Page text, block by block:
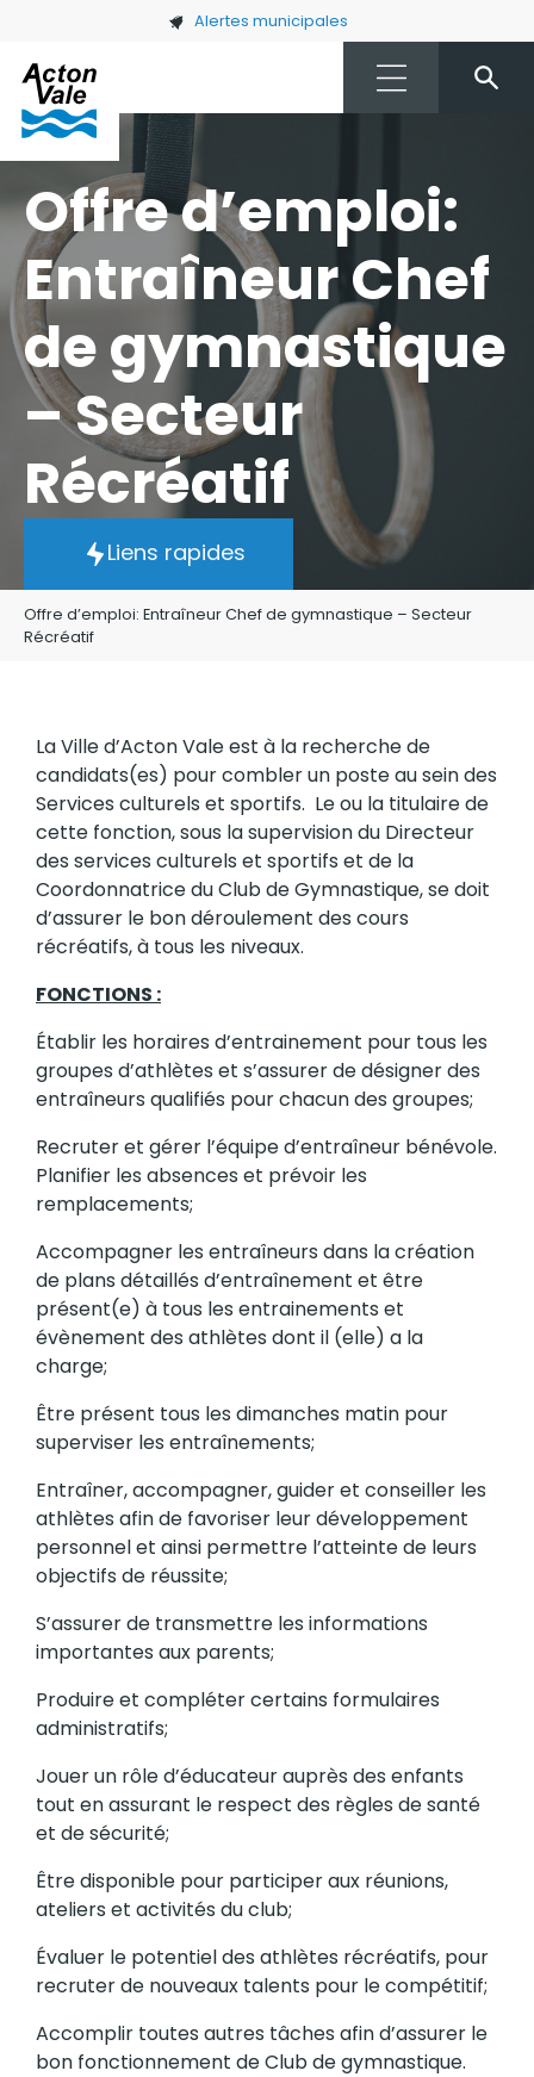
Skip to main content Alertes municipales
Offre d’emploi:
Entraîneur Chef
de gymnastique
– Secteur
Récréatif
Liens rapides
Offre d’emploi: Entraîneur Chef de gymnastique – Secteur
Récréatif
La Ville d’Acton Vale est à la recherche de
candidats(es) pour combler un poste au sein des
Services culturels et sportifs. Le ou la titulaire de
cette fonction, sous la supervision du Directeur
des services culturels et sportifs et de la
Coordonnatrice du Club de Gymnastique, se doit
d’assurer le bon déroulement des cours
récréatifs, à tous les niveaux.
FONCTIONS :
Établir les horaires d’entrainement pour tous les
groupes d’athlètes et s’assurer de désigner des
entraîneurs qualifiés pour chacun des groupes;
Recruter et gérer l’équipe d’entraîneur bénévole.
Planifier les absences et prévoir les
remplacements;
Accompagner les entraîneurs dans la création
de plans détaillés d’entraînement et être
présent(e) à tous les entrainements et
évènement des athlètes dont il (elle) a la
charge;
Être présent tous les dimanches matin pour
superviser les entraînements;
Entraîner, accompagner, guider et conseiller les
athlètes afin de favoriser leur développement
personnel et ainsi permettre l’atteinte de leurs
objectifs de réussite;
S’assurer de transmettre les informations
importantes aux parents;
Produire et compléter certains formulaires
administratifs;
Jouer un rôle d’éducateur auprès des enfants
tout en assurant le respect des règles de santé
et de sécurité;
Être disponible pour participer aux réunions,
ateliers et activités du club;
Évaluer le potentiel des athlètes récréatifs, pour
recruter de nouveaux talents pour le compétitif;
Accomplir toutes autres tâches afin d’assurer le
bon fonctionnement de Club de gymnastique.